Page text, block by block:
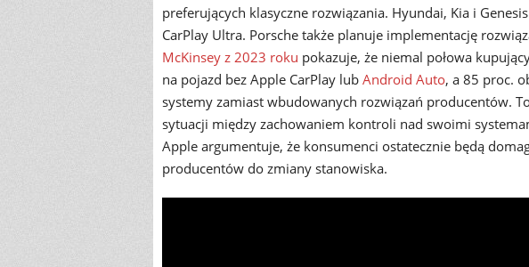
preferujących klasyczne rozwiązania. Hyundai, Kia i
CarPlay Ultra. Porsche także planuje implementację
McKinsey z 2023 roku pokazuje, że niemal połowa
na pojazd bez Apple CarPlay lub Android Auto, a 85 proc.
systemy zamiast wbudowanych rozwiązań producentów.
sytuacji między zachowaniem kontroli nad swoimi
Apple argumentuje, że konsumenci ostatecznie będą
producentów do zmiany stanowiska.